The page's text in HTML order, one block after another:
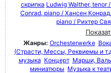
скрипка Ludwig Walther, tenor
Conrad, piano / Хансен
piano / Рихтер
Жанры: Orchesterwerke
(Страсти, Мессы, Реквиемы и
музыка Концерт Марши,
миниатюры Музыка к